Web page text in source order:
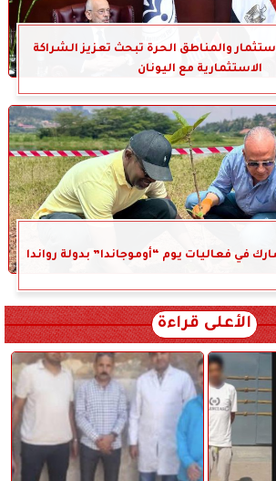
والمناطق الحرة تبحث تعزيز الشراكة
الاستثمارية مع اليونان
في فعاليات يوم “أوموجاندا” بدولة رواندا
الأعلى قراءة